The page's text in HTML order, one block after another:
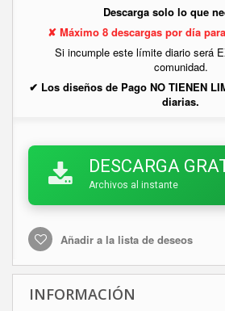
Descarga solo lo que
✘ Máximo 8 descargas por día
Si incumple este límite diario será
comunidad.
✔ Los diseños de Pago NO TIENEN
diarias.
DESCARGA
Archivos al instante
Añadir a la lista de deseos
INFORMACIÓN